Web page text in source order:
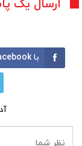
ارسال یک
با Facebook وارد شوید